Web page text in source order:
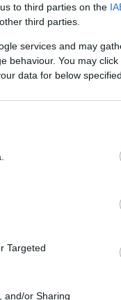
to third parties on the
third parties.
services and may
behaviour. You may
data for below
Targeted
and/or Sharing
modo simile a
viene
accreditati
entro 3-5
non
verso
digitali
convertito in
chi